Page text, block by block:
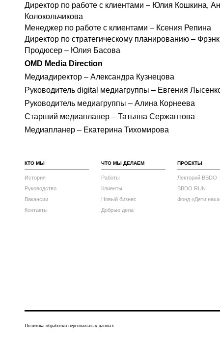
Директор по работе с клиентами – Юлия Кошкина,
Колокольчикова
Менеджер по работе с клиентами – Ксения Репина
Директор по стратегическому планированию –
Продюсер – Юлия Басова
OMD Media Direction
Медиадиректор – Александра Кузнецова
Руководитель digital медиагруппы – Евгения
Руководитель медиагруппы – Алина Корнеева
Старший медиапланер – Татьяна Сержантова
Медиапланер – Екатерина Тихомирова
КТО МЫ
История
Руководство
Вакансии
Контакты
ЧТО МЫ ДЕЛАЕМ
Работы
Клиенты
Новый бизнес
Добрые дела
ПРОЕКТЫ
Лекторий BBDO
BBDO RUN
Фонд «Дети
Политика обработки персональных данных